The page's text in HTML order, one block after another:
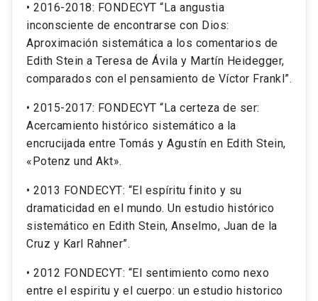
• 2016-2018: FONDECYT “La angustia
inconsciente de encontrarse con Dios:
Aproximación sistemática a los comentarios de
Edith Stein a Teresa de Ávila y Martín Heidegger,
comparados con el pensamiento de Víctor Frankl”.
• 2015-2017: FONDECYT “La certeza de ser:
Acercamiento histórico sistemático a la
encrucijada entre Tomás y Agustín en Edith Stein,
«Potenz und Akt».
• 2013 FONDECYT: “El espíritu finito y su
dramaticidad en el mundo. Un estudio histórico
sistemático en Edith Stein, Anselmo, Juan de la
Cruz y Karl Rahner”.
• 2012 FONDECYT: “El sentimiento como nexo
entre el espiritu y el cuerpo: un estudio historico